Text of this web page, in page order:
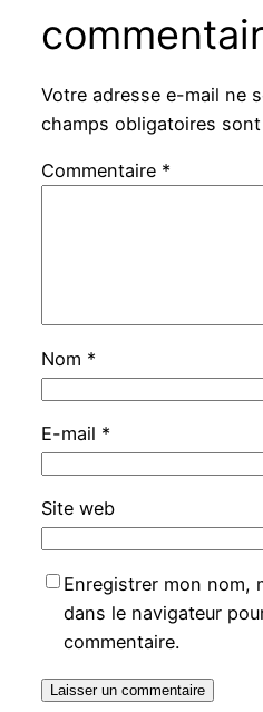
Votre adresse e-mail ne
champs obligatoires
Commentaire *
Nom *
E-mail *
Site web
Enregistrer mon nom,
dans le navigateur
commentaire.